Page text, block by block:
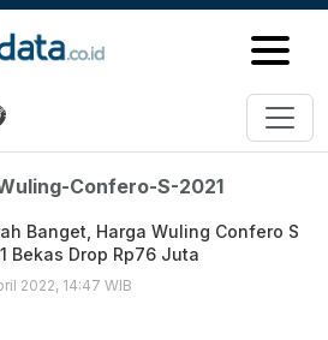
Confero S 2021
Confero-S-2021
Banget, Harga Wuling Confero S
Bekas Drop Rp76 Juta
2022, 14:47 WIB